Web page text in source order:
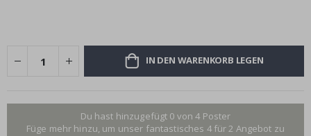
IN DEN WARENKORB LEGEN
Du hast hinzugefügt 0 von 4 Poster
Füge mehr hinzu, um unser fantastisches 4 für 2 Angebot zu